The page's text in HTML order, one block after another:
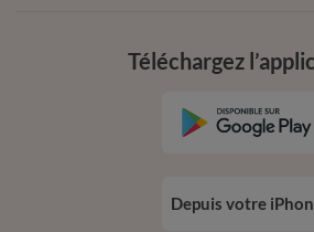
Téléchargez
Depuis votre